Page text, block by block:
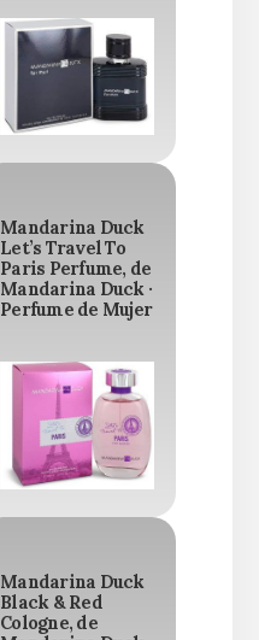
Mandarina Duck
Let’s Travel To
Paris Perfume, de
Mandarina Duck ·
Perfume de Mujer
Mandarina Duck
Black & Red
Cologne, de